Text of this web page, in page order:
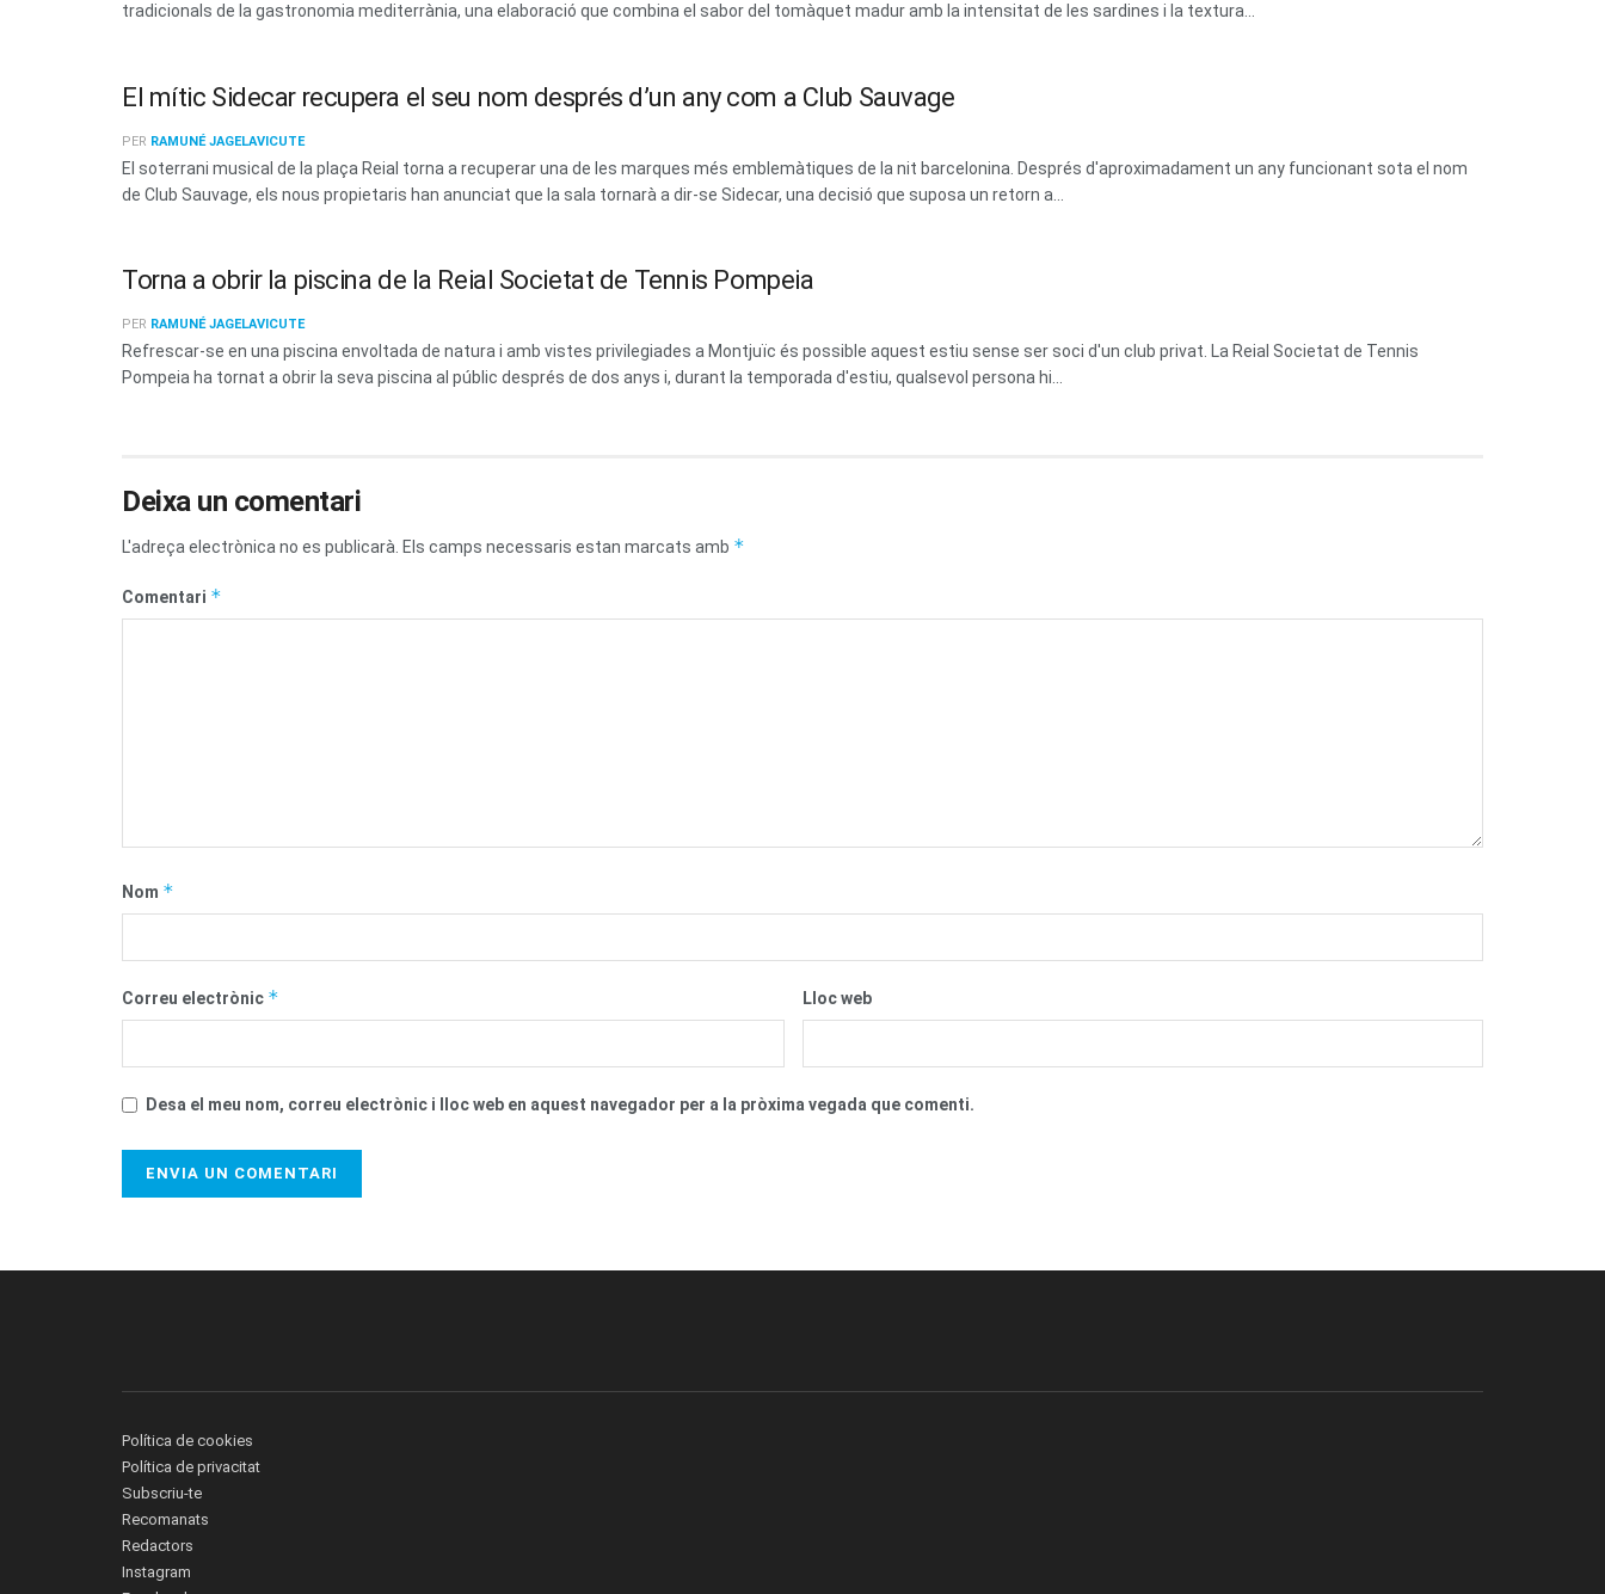
tradicionals de la gastronomia mediterrània, una elaboració que combina el sabor del tomàquet madur amb la intensitat de les sardines i la textura...
El mític Sidecar recupera el seu nom després d’un any com a Club Sauvage
PER RAMUNÉ JAGELAVICUTE
El soterrani musical de la plaça Reial torna a recuperar una de les marques més emblemàtiques de la nit barcelonina. Després d'aproximadament un any funcionant sota el nom
de Club Sauvage, els nous propietaris han anunciat que la sala tornarà a dir-se Sidecar, una decisió que suposa un retorn a...
Torna a obrir la piscina de la Reial Societat de Tennis Pompeia
PER RAMUNÉ JAGELAVICUTE
Refrescar-se en una piscina envoltada de natura i amb vistes privilegiades a Montjuïc és possible aquest estiu sense ser soci d'un club privat. La Reial Societat de Tennis
Pompeia ha tornat a obrir la seva piscina al públic després de dos anys i, durant la temporada d'estiu, qualsevol persona hi...
Deixa un comentari
L'adreça electrònica no es publicarà. Els camps necessaris estan marcats amb *
Comentari *
Nom *
Correu electrònic * Lloc web
Desa el meu nom, correu electrònic i lloc web en aquest navegador per a la pròxima vegada que comenti.
Política de cookies
Política de privacitat
Subscriu-te
Recomanats
Redactors
Instagram